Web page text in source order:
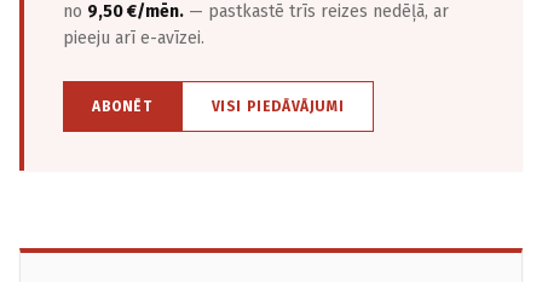
no 9,50 €/mēn. — pastkastē trīs reizes nedēļā, ar
pieeju arī e-avīzei.
ABONĒT VISI PIEDĀVĀJUMI